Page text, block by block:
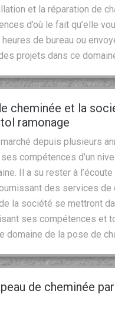
et la réparation de
d’où le fait qu’elle
de bureau ou
projets dans ce
cheminée et la
ramonage
depuis plusieurs
compétences d’un
Il a su rester à
des services de
la société se mettront
ses compétences et
domaine de la pose de
de cheminée